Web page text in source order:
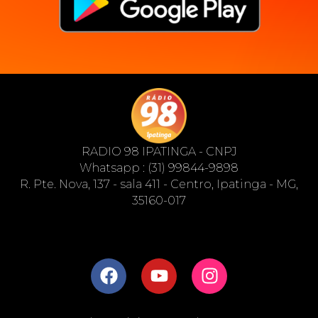
RADIO 98 IPATINGA - CNPJ
Whatsapp : (31) 99844-9898
R. Pte. Nova, 137 - sala 411 - Centro, Ipatinga - MG,
35160-017